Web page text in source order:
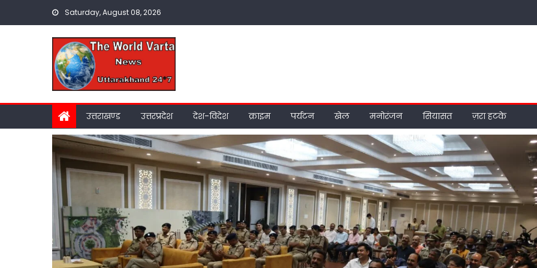
Saturday, August 08, 2026
उत्तराखण्ड उत्तरप्रदेश देश-विदेश क्राइम पर्यटन खेल मनोरंजन सियासत ज़रा हटके